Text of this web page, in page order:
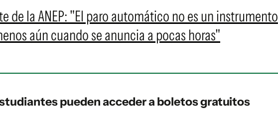
de la ANEP: "El paro automático no es un instrumento
aún cuando se anuncia a pocas horas"
pueden acceder a boletos gratuitos